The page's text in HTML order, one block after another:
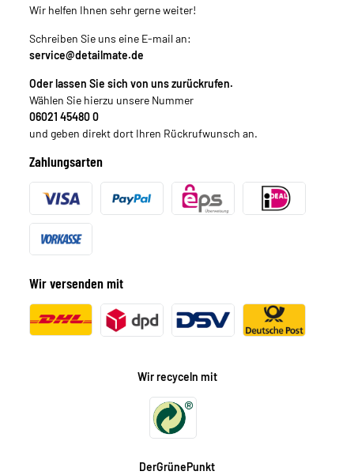
Wir helfen Ihnen sehr gerne weiter!
Schreiben Sie uns eine E-mail an:
service@detailmate.de
Oder lassen Sie sich von uns zurückrufen.
Wählen Sie hierzu unsere Nummer
06021 45480 0
und geben direkt dort Ihren Rückrufwunsch an.
Zahlungsarten
Wir versenden mit
Wir recyceln mit
DerGrünePunkt